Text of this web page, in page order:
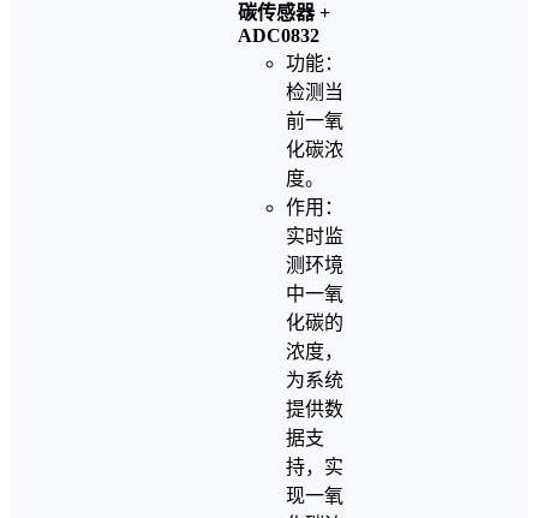
碳传感器 +
ADC0832
功能：
检测当
前一氧
化碳浓
度。
作用：
实时监
测环境
中一氧
化碳的
浓度，
为系统
提供数
据支
持，实
现一氧